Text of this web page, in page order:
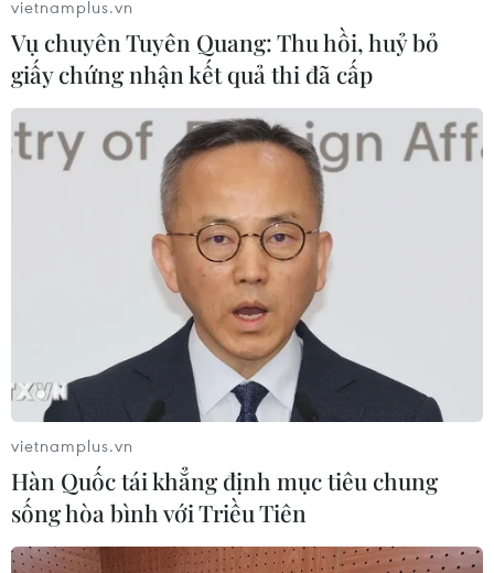
#thuốc lá #hút thuốc lá #khói thuốc lá
#trầm cảm
#nicotin
#bệnh phổi
Hà Lan
Mỹ
vietnamplus.vn
Vụ chuyên Tuyên Quang: Thu hồi, huỷ bỏ
giấy chứng nhận kết quả thi đã cấp
vietnamplus.vn
Hàn Quốc tái khẳng định mục tiêu chung
sống hòa bình với Triều Tiên